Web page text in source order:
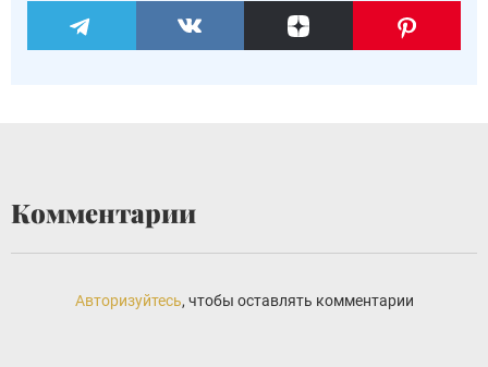
Комментарии
Авторизуйтесь, чтобы оставлять комментарии